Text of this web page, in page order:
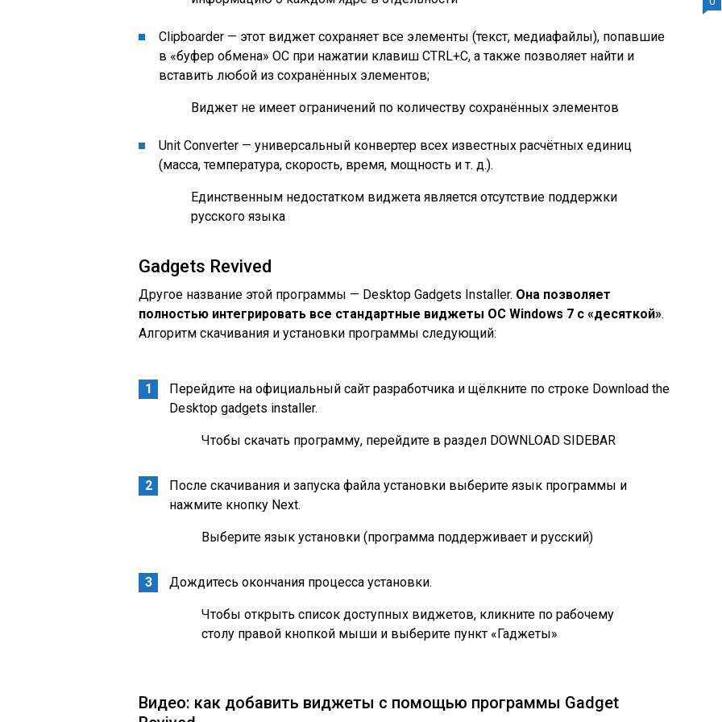
Clipboarder — этот виджет сохраняет все элементы (текст, медиафайлы), попавшие
в «буфер обмена» ОС при нажатии клавиш CTRL+C, а также позволяет найти и
вставить любой из сохранённых элементов;
Виджет не имеет ограничений по количеству сохранённых элементов
Unit Converter — универсальный конвертер всех известных расчётных единиц
(масса, температура, скорость, время, мощность и т. д.).
Единственным недостатком виджета является отсутствие поддержки
русского языка
Gadgets Revived
Другое название этой программы — Desktop Gadgets Installer. Она позволяет
полностью интегрировать все стандартные виджеты ОС Windows 7 с «десяткой».
Алгоритм скачивания и установки программы следующий:
Перейдите на официальный сайт разработчика и щёлкните по строке Download the
Desktop gadgets installer.
Чтобы скачать программу, перейдите в раздел DOWNLOAD SIDEBAR
После скачивания и запуска файла установки выберите язык программы и
нажмите кнопку Next.
Выберите язык установки (программа поддерживает и русский)
Дождитесь окончания процесса установки.
Чтобы открыть список доступных виджетов, кликните по рабочему
столу правой кнопкой мыши и выберите пункт «Гаджеты»
Видео: как добавить виджеты с помощью программы Gadget